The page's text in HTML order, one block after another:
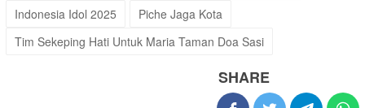
Indonesia Idol 2025
Piche Jaga Kota
Tim Sekeping Hati Untuk Maria Taman Doa Sasi
SHARE